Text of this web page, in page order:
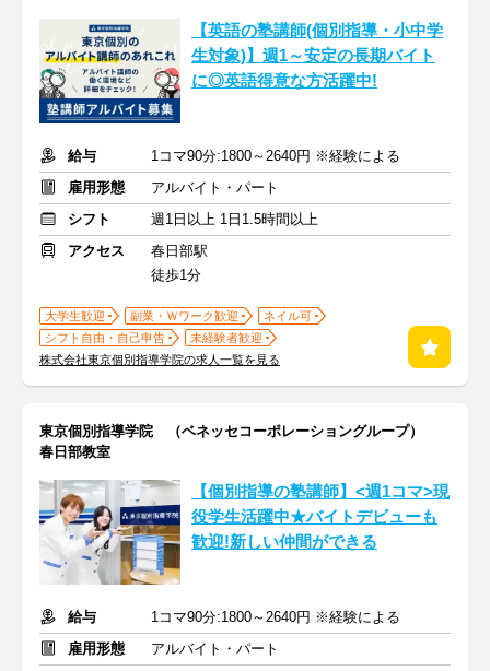
【英語の塾講師(個別指導・小中学
生対象)】週1～安定の長期バイト
に◎英語得意な方活躍中!
給与
1コマ90分:1800～2640円 ※経験による
雇用形態
アルバイト・パート
シフト
週1日以上 1日1.5時間以上
アクセス
春日部駅
徒歩1分
大学生歓迎 副業・Ｗワーク歓迎
ネイル可
シフト自由・自己申告
未経験者歓迎
株式会社東京個別指導学院の求人一覧を見る
東京個別指導学院 （ベネッセコーポレーショングループ）
春日部教室
【個別指導の塾講師】<週1コマ>現
役学生活躍中★バイトデビューも
歓迎!新しい仲間ができる
給与
1コマ90分:1800～2640円 ※経験による
雇用形態
アルバイト・パート